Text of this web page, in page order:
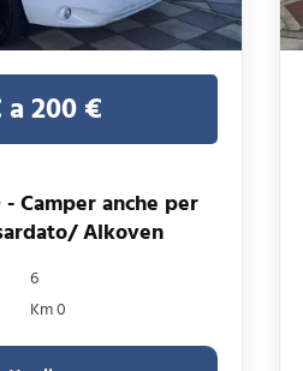
200 €
- Camper anche per
Alkoven
6
Km 0